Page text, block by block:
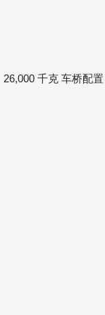
26,000 千克 车桥配置